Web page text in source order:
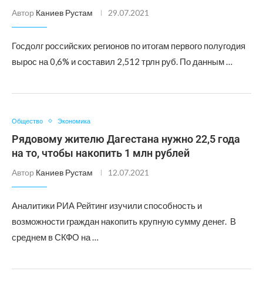
Автор Каниев Рустам 29.07.2021
Госдолг российских регионов по итогам первого полугодия
вырос на 0,6% и составил 2,512 трлн руб. По данным …
Общество Экономика
Рядовому жителю Дагестана нужно 22,5 года
на то, чтобы накопить 1 млн рублей
Автор Каниев Рустам 12.07.2021
Аналитики РИА Рейтинг изучили способность и
возможности граждан накопить крупную сумму денег. В
среднем в СКФО на …